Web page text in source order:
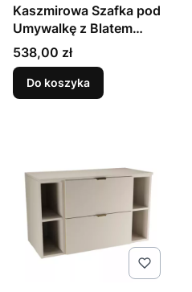
Kaszmirowa Szafka pod
Umywalkę z Blatem
60cm 2 Drzwi Orio
Cena
538,00 zł
Do koszyka